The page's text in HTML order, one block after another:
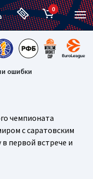
0
ошибки
чемпионата
с саратовским
первой встрече и